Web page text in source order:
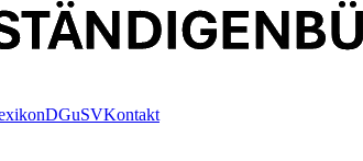
DGuSVKontakt